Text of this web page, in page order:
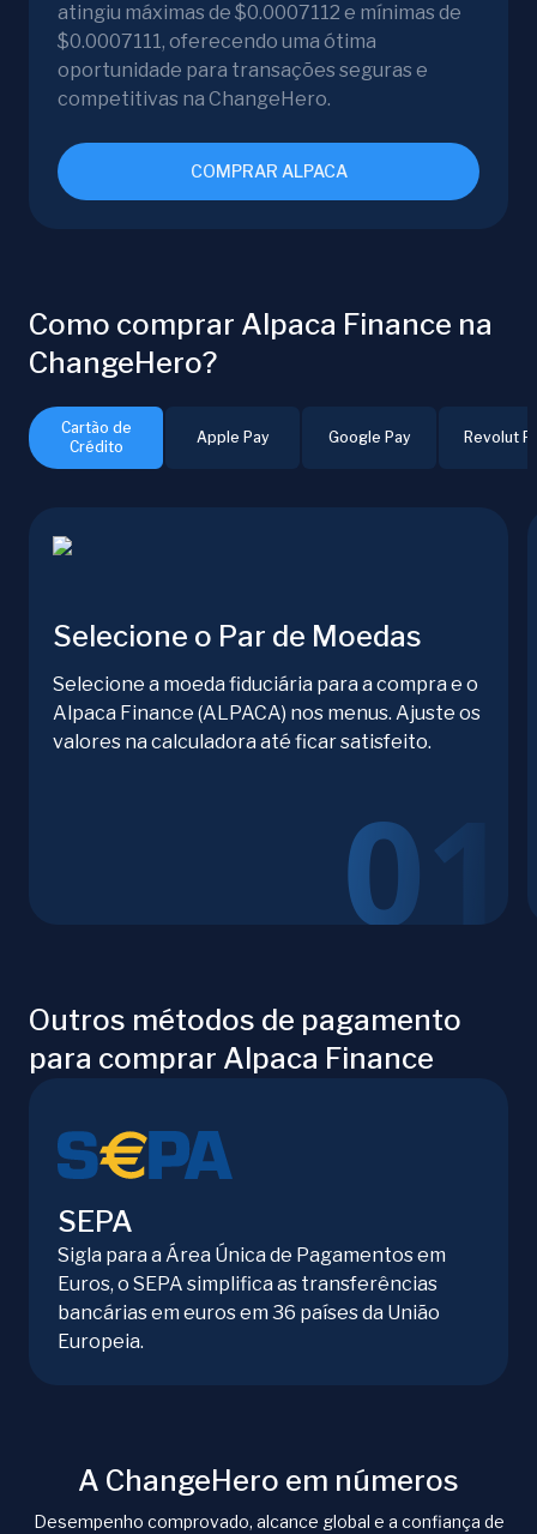
atingiu máximas de $0.0007112 e mínimas de
$0.0007111, oferecendo uma ótima
oportunidade para transações seguras e
competitivas na ChangeHero.
COMPRAR ALPACA
Como comprar Alpaca Finance na
ChangeHero?
Cartão de
Crédito
Apple Pay Google Pay Revolut
Selecione o Par de Moedas
Selecione a moeda fiduciária para a compra e o
Alpaca Finance (ALPACA) nos menus. Ajuste os
valores na calculadora até ficar satisfeito.
Outros métodos de pagamento
para comprar Alpaca Finance
SEPA
Sigla para a Área Única de Pagamentos em
Euros, o SEPA simplifica as transferências
bancárias em euros em 36 países da União
Europeia.
A ChangeHero em números
Desempenho comprovado, alcance global e a confiança de